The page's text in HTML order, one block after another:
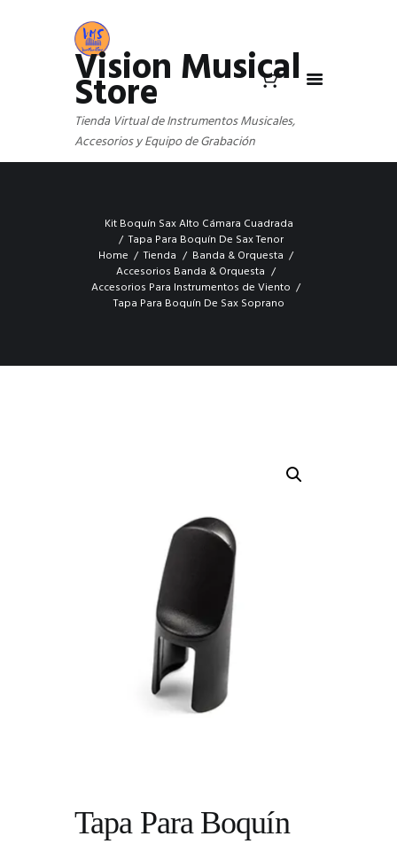
Vision Musical
Store
Tienda Virtual de Instrumentos Musicales,
Accesorios y Equipo de Grabación
Kit Boquín Sax Alto Cámara Cuadrada
Tapa Para Boquín De Sax Tenor
Home
Tienda
Banda & Orquesta
Accesorios Banda & Orquesta
Accesorios Para Instrumentos de Viento
Tapa Para Boquín De Sax Soprano
Tapa Para Boquín